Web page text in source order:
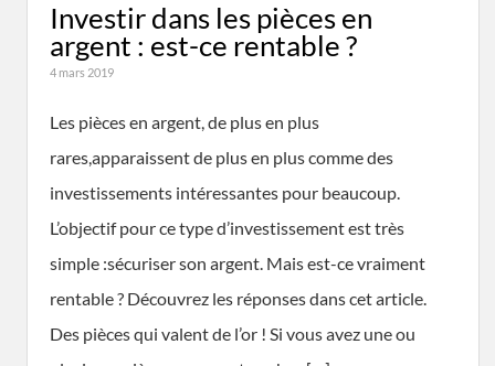
Investir dans les pièces en
argent : est-ce rentable ?
4 mars 2019
Les pièces en argent, de plus en plus
rares,apparaissent de plus en plus comme des
investissements intéressantes pour beaucoup.
L’objectif pour ce type d’investissement est très
simple :sécuriser son argent. Mais est-ce vraiment
rentable ? Découvrez les réponses dans cet article.
Des pièces qui valent de l’or ! Si vous avez une ou